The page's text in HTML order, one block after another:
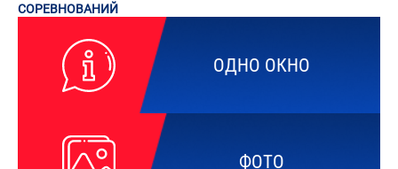
ОДНО ОКНО
ФОТО
СОРЕВНОВАНИЙ